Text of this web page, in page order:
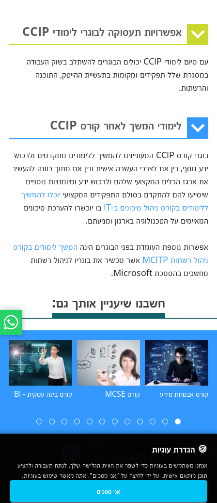
אפשרויות תעסוקה לבוגרי לימודי CCIP
עם סיום לימודי CCIP יכולים הבוגרים להשתלב בשוק העבודה
במסגרת שלל תפקידים ומקומות בתעשיית ההייטק, התוכנה
והרשתות.
לימודי המשך לאחר קורס CCIP
בוגרי קורס CCIP המעוניינים להמשיך ללימודים מתקדמים ולרכוש
ידע נוסף, בין אם לצרכי העשרה אישית ובין אם מתוך כוונה להעשיר
את ארגז הכלים המקצועי שלהם ולרכוש ידע ומיומנויות נוספים
שיסייעו להם להתקדם בסולם התפקידים המקצועי יוכלו להמשיך
ללימודים בקורס ניהול סיכונים ב-IT
בו יוכשרו להערכת סיכונים
המאיימים על הטכנולוגיה בארגון ומניעתם.
אפשרות נוספת העומדת בפני הבוגרים הינה המשך לימודים בקורס
ניהול רשתות MCITP
אשר מכשיר את בוגריו לניהול רשתות
מחשבים בהסמכת Microsoft.
חשבנו שיעניין אותך גם:
קורס אבטחת מידע קורס MCSE קורס בינה עסקית - BI
© כל הזכויות שמורות לחברת נרד אונליין בע"מ | מכללות|
🍪 הגדרת עוגיות
אנחנו משתמשים בעוגיות כדי לשפר את חווית הגלישה שלך, לנתח תעבורה ולהציע
תוכן מותאם אישית. על ידי לחיצה על "אני מסכים", אתה מאשר שימוש בעוגיות.
אני מסכים